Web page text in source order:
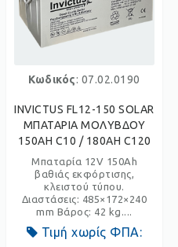
Κωδικός: 07.02.0190
INVICTUS FL12-150 SOLAR
ΜΠΑΤΑΡΙΑ ΜΟΛΥΒΔΟΥ
150AH C10 / 180AH C120
Μπαταρία 12V 150Ah
βαθιάς εκφόρτισης,
κλειστού τύπου.
Διαστάσεις: 485×172×240
mm Βάρος: 42 kg....
Τιμή χωρίς ΦΠΑ: